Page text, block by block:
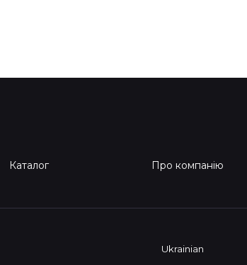
Каталог Про компанію
Ukrainian